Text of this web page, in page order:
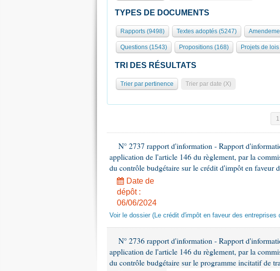
TYPES DE DOCUMENTS
Rapports (9498) Textes adoptés (5247)
Questions (1543) Propositions (168) Projets de
TRI DES RÉSULTATS
Trier par pertinence Trier par date (X)
1
N° 2737 rapport d'information - Rapport
application de l'article 146 du règlement, par la
du contrôle budgétaire sur le crédit d'impôt en faveur
Date de
dépôt :
06/06/2024
Voir le dossier (Le crédit d'impôt en faveur des entreprises
N° 2736 rapport d'information - Rapport
application de l'article 146 du règlement, par la
du contrôle budgétaire sur le programme incitatif de